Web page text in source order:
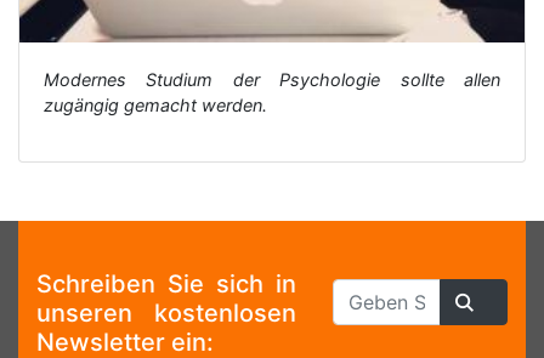
Modernes Studium der Psychologie sollte allen
zugängig gemacht werden.
Schreiben Sie sich in
unseren kostenlosen
Newsletter ein: